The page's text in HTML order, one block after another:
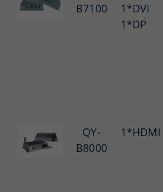
B7100
1*DVI
1*DP
QY-
B8000
1*HDMI